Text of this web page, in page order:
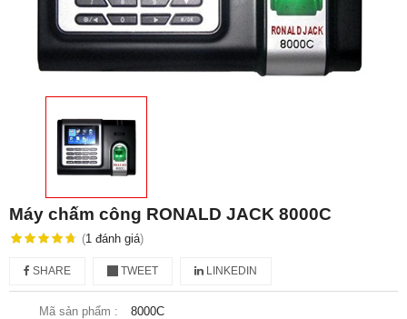
Máy chấm công RONALD JACK 8000C
(1 đánh giá)
SHARE TWEET LINKEDIN
Mã sản phẩm :
8000C